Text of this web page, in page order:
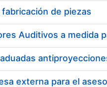
de piezas